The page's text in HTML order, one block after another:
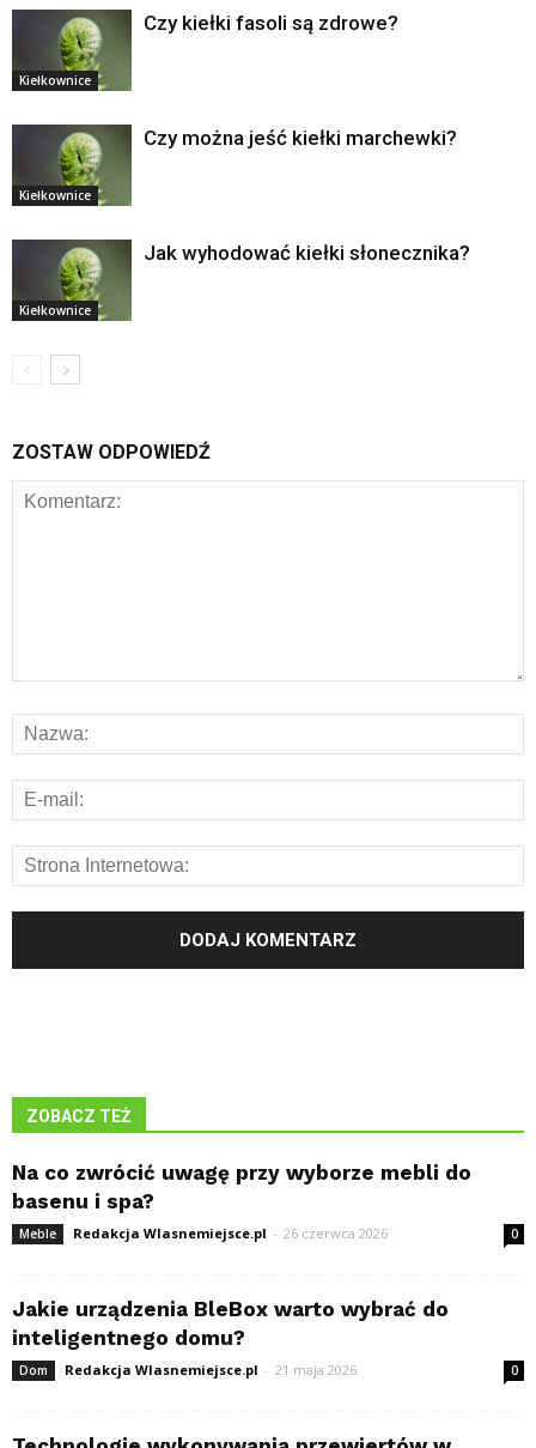
Kiełkownice
Czy kiełki fasoli są zdrowe?
Kiełkownice
Czy można jeść kiełki marchewki?
Kiełkownice
Jak wyhodować kiełki słonecznika?
ZOSTAW ODPOWIEDŹ
ZOBACZ TEŻ
Na co zwrócić uwagę przy wyborze mebli do
basenu i spa?
Meble Redakcja Wlasnemiejsce.pl - 26 czerwca 2026 0
Jakie urządzenia BleBox warto wybrać do
inteligentnego domu?
Dom Redakcja Wlasnemiejsce.pl - 21 maja 2026 0